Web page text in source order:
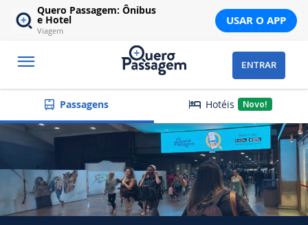
Quero Passagem: Ônibus
e Hotel
Viagem
USAR O APP
ENTRAR
Passagens Hotéis Novo!